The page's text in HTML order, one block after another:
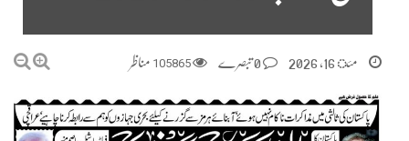
مئ 16, 2026 105865 مناظر